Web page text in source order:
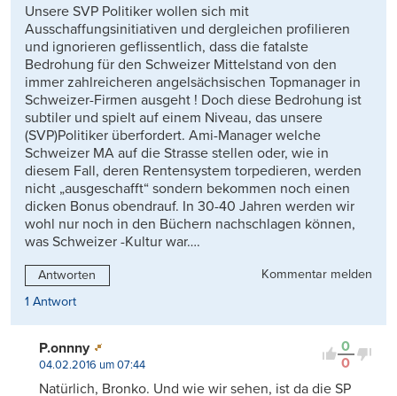
Unsere SVP Politiker wollen sich mit
Ausschaffungsinitiativen und dergleichen profilieren
und ignorieren geflissentlich, dass die fatalste
Bedrohung für den Schweizer Mittelstand von den
immer zahlreicheren angelsächsischen Topmanager in
Schweizer-Firmen ausgeht ! Doch diese Bedrohung ist
subtiler und spielt auf einem Niveau, das unsere
(SVP)Politiker überfordert. Ami-Manager welche
Schweizer MA auf die Strasse stellen oder, wie in
diesem Fall, deren Rentensystem torpedieren, werden
nicht „ausgeschafft“ sondern bekommen noch einen
dicken Bonus obendrauf. In 30-40 Jahren werden wir
wohl nur noch in den Büchern nachschlagen können,
was Schweizer -Kultur war….
Antworten
Kommentar melden
1 Antwort
0
0
P.onnny
04.02.2016 um 07:44
Natürlich, Bronko. Und wie wir sehen, ist da die SP